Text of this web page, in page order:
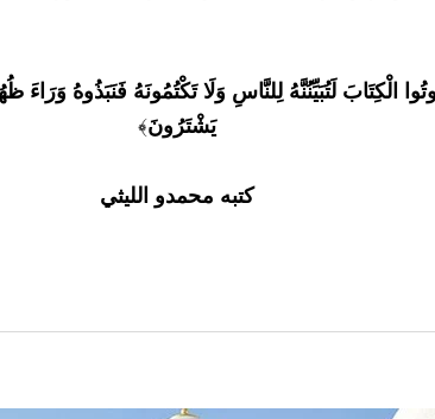
الْكِتَابَ لَتُبَيِّنُنَّهُ لِلنَّاسِ وَلَا تَكْتُمُونَهُ فَنَبَذُوهُ
يَشْتَرُونَ﴾
كتبه محمدو الليثي